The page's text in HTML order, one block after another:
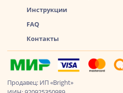
Инструкции
FAQ
Контакты
Продавец: ИП «Bright»